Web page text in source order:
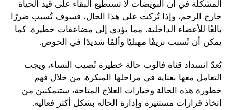
المشكلة في أن البويضات لا تستطيع البقاء على قيد الحياة
خارج الرحم، وإذا تُركت على هذا الحال، فسوف تُسبب ضررًا
بالغًا للأعضاء الداخلية، مما يؤدي إلى مضاعفات خطيرة. كما
يمكن أن تُسبب نزيفًا مهبليًا وألمًا شديدًا في الحوض.
يُعدّ انسداد قناة فالوب حالة خطيرة تُصيب النساء، ويجب
التعامل معها بعناية في مراحلها المبكرة. من خلال فهم
خطورة هذه الحالة وخيارات العلاج المتاحة، ستتمكنين من
اتخاذ قرارات مستنيرة وإدارة الحالة بشكل أكثر فعالية.